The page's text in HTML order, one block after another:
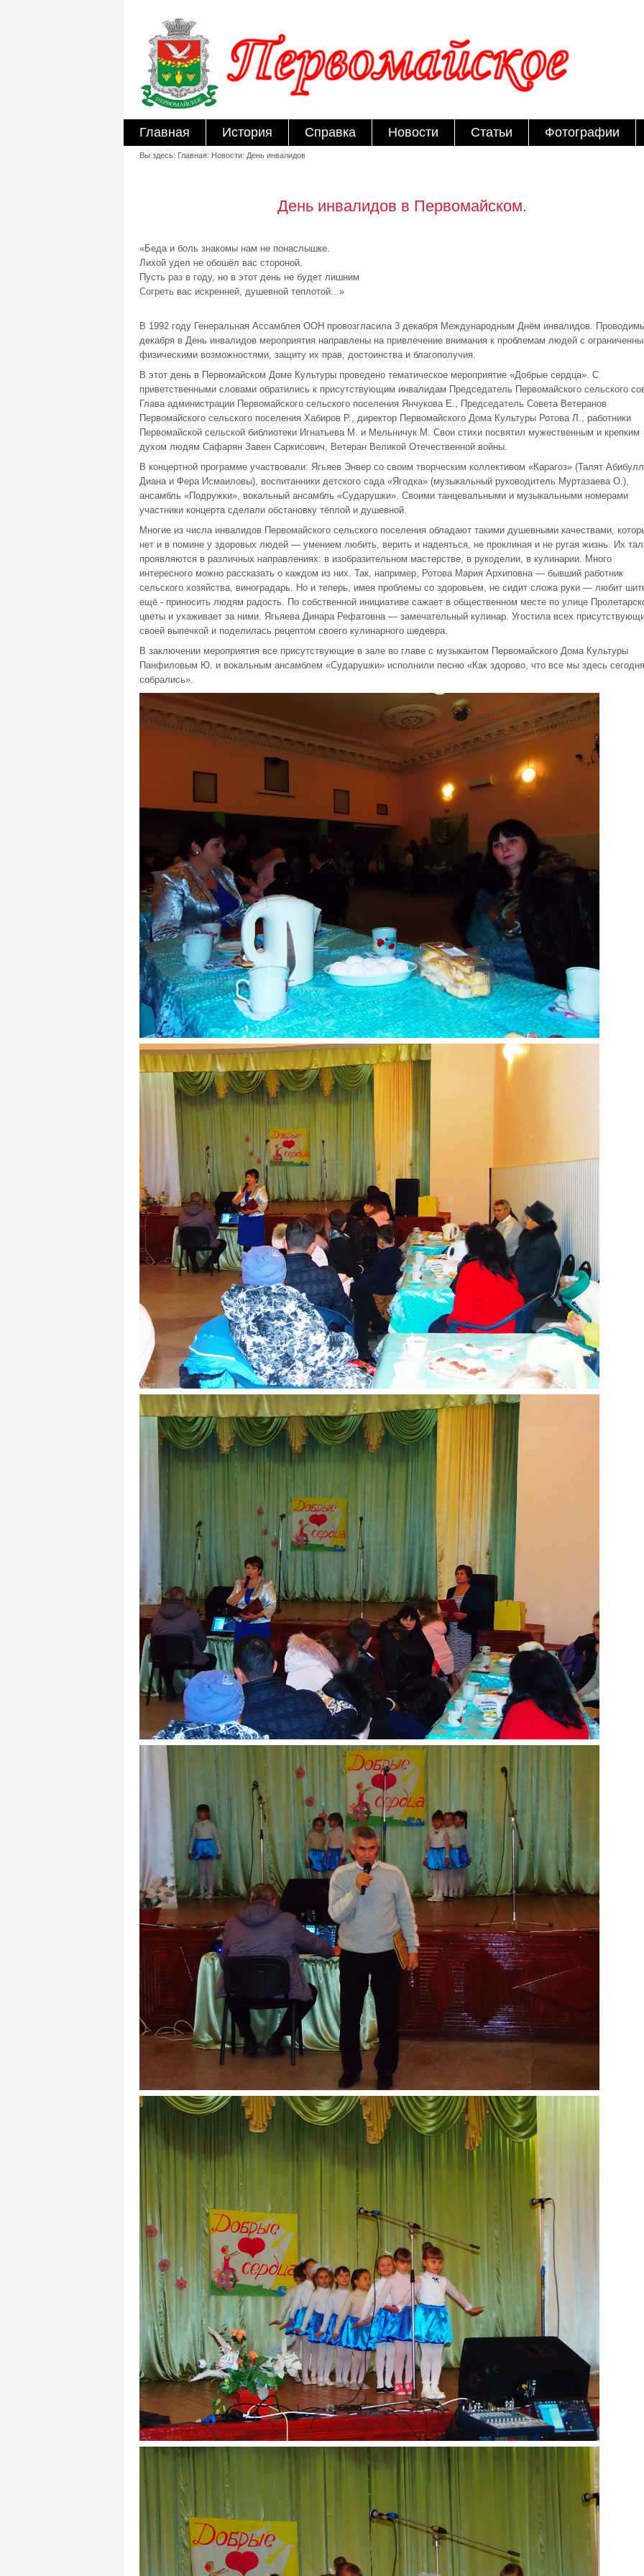
Главная История Справка Новости Статьи Фотографии
Вы здесь: Главная: Новости: День инвалидов
День инвалидов в Первомайском.
«Беда и боль знакомы нам не понаслышке.
Лихой удел не обошёл вас стороной.
Пусть раз в году, но в этот день не будет лишним
Согреть вас искренней, душевной теплотой...»
В 1992 году Генеральная Ассамблея ООН провозгласила 3 декабря Международным Днём инвалидов.
декабря в День инвалидов мероприятия направлены на привлечение внимания к проблемам людей с
физическими возможностями, защиту их прав, достоинства и благополучия.
В этот день в Первомайском Доме Культуры проведено тематическое мероприятие «Добрые сердца». С
приветственными словами обратились к присутствующим инвалидам Председатель Первомайского сельского
Глава администрации Первомайского сельского поселения Янчукова Е., Председатель Совета Ветеранов
Первомайского сельского поселения Хабиров Р., директор Первомайского Дома Культуры Ротова Л., работники
Первомайской сельской библиотеки Игнатьева М. и Мельничук М. Свои стихи посвятил мужественным и крепким
духом людям Сафарян Завен Саркисович, Ветеран Великой Отечественной войны.
В концертной программе участвовали: Ягьяев Энвер со своим творческим коллективом «Карагоз» (Талят
Диана и Фера Исмаиловы), воспитанники детского сада «Ягодка» (музыкальный руководитель Муртазаева О.),
ансамбль «Подружки», вокальный ансамбль «Сударушки». Своими танцевальными и музыкальными номерами
участники концерта сделали обстановку тёплой и душевной.
Многие из числа инвалидов Первомайского сельского поселения обладают такими душевными качествами,
нет и в помине у здоровых людей — умением любить, верить и надеяться, не проклиная и не ругая жизнь. Их
проявляются в различных направлениях: в изобразительном мастерстве, в рукоделии, в кулинарии. Много
интересного можно рассказать о каждом из них. Так, например, Ротова Мария Архиповна — бывший работник
сельского хозяйства, виноградарь. Но и теперь, имея проблемы со здоровьем, не сидит сложа руки — любит
ещё - приносить людям радость. По собственной инициативе сажает в общественном месте по улице
цветы и ухаживает за ними. Ягьяева Динара Рефатовна — замечательный кулинар. Угостила всех
своей выпечкой и поделилась рецептом своего кулинарного шедевра.
В заключении мероприятия все присутствующие в зале во главе с музыкантом Первомайского Дома Культуры
Панфиловым Ю. и вокальным ансамблем «Сударушки» исполнили песню «Как здорово, что все мы здесь сегодня
собрались».